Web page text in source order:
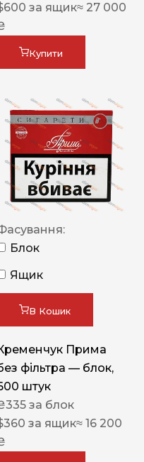
600 за ящик≈ 27 000
Купити
Блок
Ящик
В Кошик
Прима
фільтра — блок,
штук
335 за блок
360 за ящик≈ 16 200